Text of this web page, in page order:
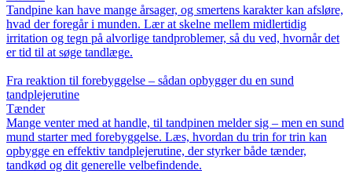
Tandpine kan have mange årsager, og smertens karakter kan afsløre,
hvad der foregår i munden. Lær at skelne mellem midlertidig
irritation og tegn på alvorlige tandproblemer, så du ved, hvornår det
er tid til at søge tandlæge.
Fra reaktion til forebyggelse – sådan opbygger du en sund
tandplejerutine
Tænder
Mange venter med at handle, til tandpinen melder sig – men en sund
mund starter med forebyggelse. Læs, hvordan du trin for trin kan
opbygge en effektiv tandplejerutine, der styrker både tænder,
tandkød og dit generelle velbefindende.